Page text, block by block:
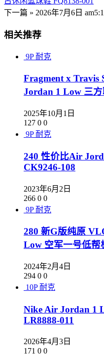
下一篇 » 2026年7月6日
相关推荐
9P 耐克
Fragment x Travis
Jordan 1 Low 三
2025年10月1日
127 0 0
9P 耐克
240 性价比Air
CK9246-108
2023年6月2日
266 0 0
9P 耐克
280 新G版纯原
Low 空军一号低帮
2024年2月4日
294 0 0
10P 耐克
Nike Air Jordan 1
LR8888-011
2026年4月3日
171 0 0